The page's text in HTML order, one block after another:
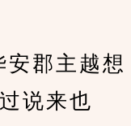
越想
说来也